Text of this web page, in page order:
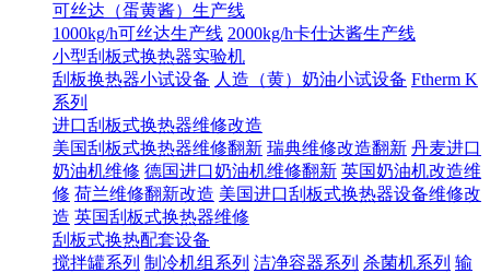
可丝达（蛋黄酱）生产线
1000kg/h可丝达生产线 2000kg/h卡仕达酱生产线
小型刮板式换热器实验机
刮板换热器小试设备 人造（黄）奶油小试设备 Ftherm K
系列
进口刮板式换热器维修改造
美国刮板式换热器维修翻新 瑞典维修改造翻新 丹麦进口
奶油机维修 德国进口奶油机维修翻新 英国奶油机改造维
修 荷兰维修翻新改造 美国进口刮板式换热器设备维修改
造 英国刮板式换热器维修
刮板式换热配套设备
搅拌罐系列 制冷机组系列 洁净容器系列 杀菌机系列 输